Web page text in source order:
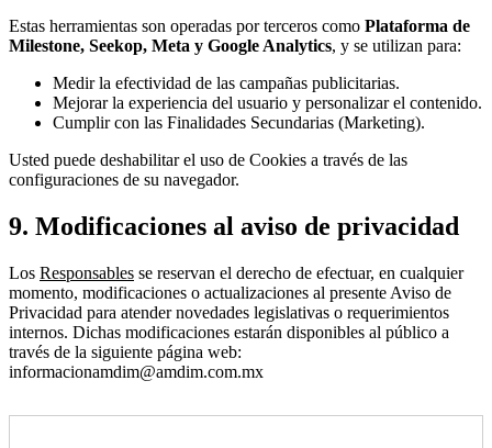
Estas herramientas son operadas por terceros como Plataforma de
Milestone, Seekop, Meta y Google Analytics, y se utilizan para:
Medir la efectividad de las campañas publicitarias.
Mejorar la experiencia del usuario y personalizar el contenido.
Cumplir con las Finalidades Secundarias (Marketing).
Usted puede deshabilitar el uso de Cookies a través de las
configuraciones de su navegador.
9. Modificaciones al aviso de privacidad
Los Responsables se reservan el derecho de efectuar, en cualquier
momento, modificaciones o actualizaciones al presente Aviso de
Privacidad para atender novedades legislativas o requerimientos
internos. Dichas modificaciones estarán disponibles al público a
través de la siguiente página web:
informacionamdim@amdim.com.mx